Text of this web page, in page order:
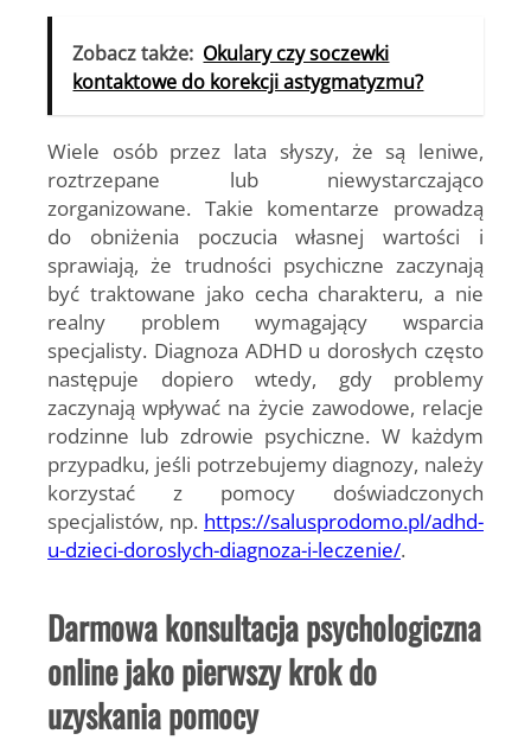
Zobacz także: Okulary czy soczewki
kontaktowe do korekcji astygmatyzmu?
Wiele osób przez lata słyszy, że są leniwe,
roztrzepane lub niewystarczająco
zorganizowane. Takie komentarze prowadzą
do obniżenia poczucia własnej wartości i
sprawiają, że trudności psychiczne zaczynają
być traktowane jako cecha charakteru, a nie
realny problem wymagający wsparcia
specjalisty. Diagnoza ADHD u dorosłych często
następuje dopiero wtedy, gdy problemy
zaczynają wpływać na życie zawodowe, relacje
rodzinne lub zdrowie psychiczne. W każdym
przypadku, jeśli potrzebujemy diagnozy, należy
korzystać z pomocy doświadczonych
specjalistów, np. https://salusprodomo.pl/adhd-
u-dzieci-doroslych-diagnoza-i-leczenie/.
Darmowa konsultacja psychologiczna
online jako pierwszy krok do
uzyskania pomocy